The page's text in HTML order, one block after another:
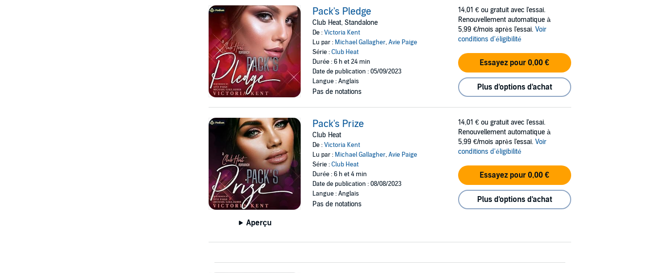
Pack's Pledge
Club Heat, Standalone
De :Victoria Kent
Lu par : Michael Gallagher,Avie Paige
Série :Club Heat
Durée : 6 h et 24 min
Date de publication : 05/09/2023
Langue : Anglais
Pas de notations
14,01 € ou gratuit avec l'essai.
Renouvellement automatique à
5,99 €/mois après l'essai. Voir
conditions d'éligibilité
Essayez pour 0,00 €
Plus d'options d'achat
Aperçu
Pack's Prize
Club Heat
De :Victoria Kent
Lu par : Michael Gallagher,Avie Paige
Série :Club Heat
Durée : 6 h et 4 min
Date de publication : 08/08/2023
Langue : Anglais
Pas de notations
14,01 € ou gratuit avec l'essai.
Renouvellement automatique à
5,99 €/mois après l'essai. Voir
conditions d'éligibilité
Essayez pour 0,00 €
Plus d'options d'achat